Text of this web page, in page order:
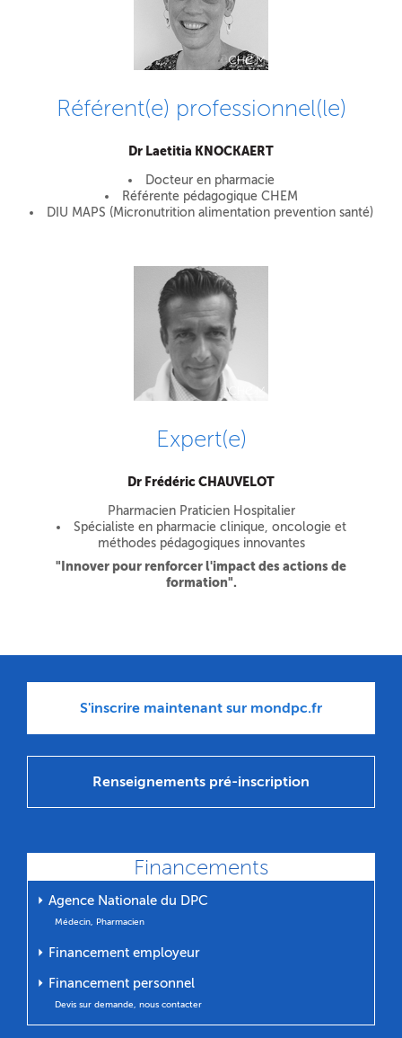
Référent(e) professionnel(le)
Dr Laetitia KNOCKAERT
Docteur en pharmacie
Référente pédagogique CHEM
DIU MAPS (Micronutrition alimentation prevention santé)
Expert(e)
Dr Frédéric CHAUVELOT
Pharmacien Praticien Hospitalier
Spécialiste en pharmacie clinique, oncologie et
méthodes pédagogiques innovantes
"Innover pour renforcer l'impact des actions de
formation".
S'inscrire maintenant sur mondpc.fr
Renseignements pré-inscription
Financements
⏵ Agence Nationale du DPC
Médecin, Pharmacien
⏵ Financement employeur
⏵ Financement personnel
Devis sur demande, nous contacter